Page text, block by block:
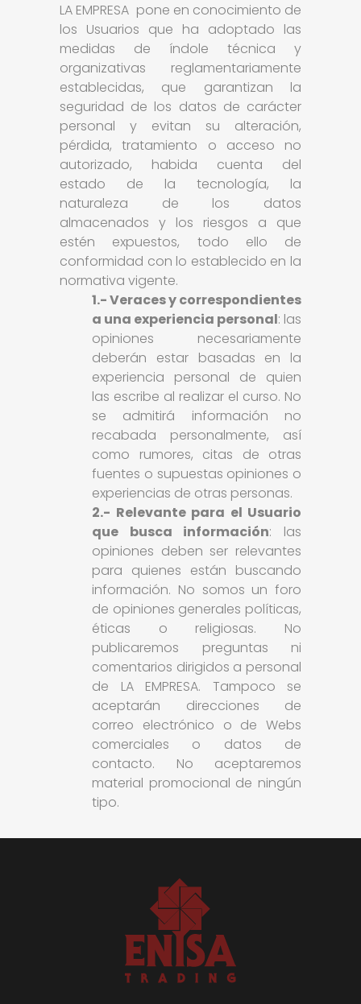
LA EMPRESA pone en conocimiento de
los Usuarios que ha adoptado las
medidas de índole técnica y
organizativas reglamentariamente
establecidas, que garantizan la
seguridad de los datos de carácter
personal y evitan su alteración,
pérdida, tratamiento o acceso no
autorizado, habida cuenta del
estado de la tecnología, la
naturaleza de los datos
almacenados y los riesgos a que
estén expuestos, todo ello de
conformidad con lo establecido en la
normativa vigente.
1.- Veraces y correspondientes
a una experiencia personal: las
opiniones necesariamente
deberán estar basadas en la
experiencia personal de quien
las escribe al realizar el curso. No
se admitirá información no
recabada personalmente, así
como rumores, citas de otras
fuentes o supuestas opiniones o
experiencias de otras personas.
2.- Relevante para el Usuario
que busca información: las
opiniones deben ser relevantes
para quienes están buscando
información. No somos un foro
de opiniones generales políticas,
éticas o religiosas. No
publicaremos preguntas ni
comentarios dirigidos a personal
de LA EMPRESA. Tampoco se
aceptarán direcciones de
correo electrónico o de Webs
comerciales o datos de
contacto. No aceptaremos
material promocional de ningún
tipo.